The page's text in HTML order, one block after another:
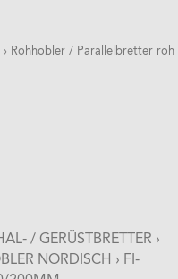
› Rohhobler / Parallelbretter roh
/ GERÜSTBRETTER ›
NORDISCH › FI-